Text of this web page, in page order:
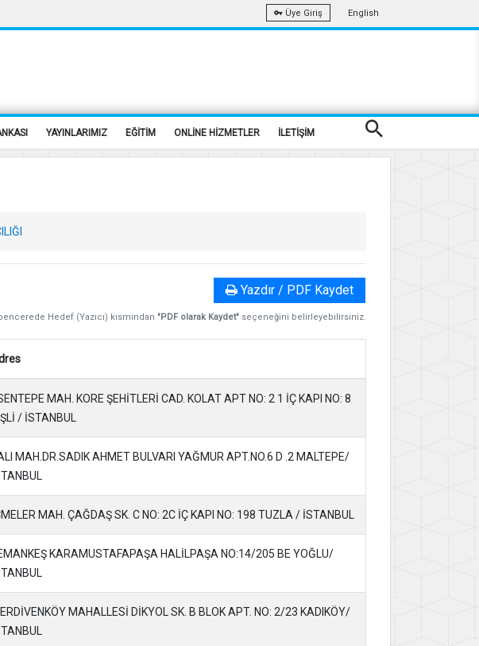
Üye Giriş English
YAYINLARIMIZ EĞİTİM ONLİNE HİZMETLER İLETİŞİM
Yazdır / PDF Kaydet
Hedef (Yazıcı) kısmından "PDF olarak Kaydet" seçeneğini belirleyebilirsiniz.
MAH. KORE ŞEHİTLERİ CAD. KOLAT APT NO: 2 1 İÇ KAPI NO: 8
/ İSTANBUL
MAH.DR.SADIK AHMET BULVARI YAĞMUR APT.NO.6 D .2 MALTEPE/
MAH. ÇAĞDAŞ SK. C NO: 2C İÇ KAPI NO: 198 TUZLA / İSTANBUL
KARAMUSTAFAPAŞA HALİLPAŞA NO:14/205 BE YOĞLU/
MAHALLESİ DİKYOL SK. B BLOK APT. NO: 2/23 KADIKÖY/